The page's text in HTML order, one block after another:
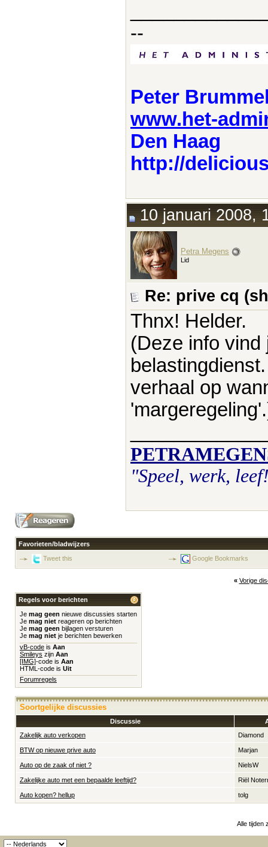
--
Peter
www.het-
Den Haag
http://
10 januari 2008,
Petra Megens
Lid
Re: prive cq
Thnx! Helder.
(Deze info vind
verhaal op
"Speel, werk,
Favorieten/bladwijzers
Tweet this
Google Bookmarks
« Vorige
Regels voor berichten
Je mag geen nieuwe discussies starten
Je mag niet reageren op berichten
Je mag geen bijlagen versturen
Je mag niet je berichten bewerken
vB-code is Aan
Smileys zijn Aan
[IMG]-code is Aan
HTML-code is Uit
Forumregels
Soortgelijke discussies
Discussie
Zakelijk auto verkopen
Diamond
BTW op nieuwe prive auto Marjan
Auto op de zaak of niet ? NielsW
Zakelijke auto met een bepaalde leeftijd? Riël
Auto kopen? hellup tolg
Alle tijden